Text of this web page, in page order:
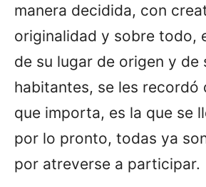
manera decidida, con
originalidad y sobre todo,
de su lugar de origen y de
habitantes, se les recordó
que importa, es la que se
por lo pronto, todas ya
por atreverse a participar.